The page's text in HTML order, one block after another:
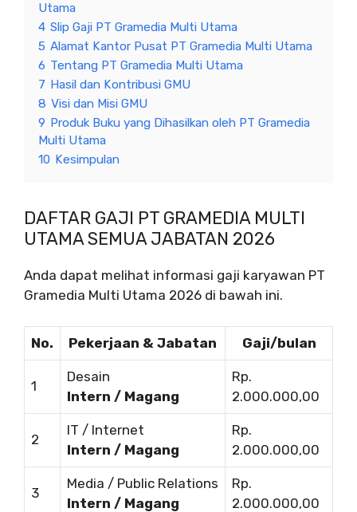
Utama
4 Slip Gaji PT Gramedia Multi Utama
5 Alamat Kantor Pusat PT Gramedia Multi Utama
6 Tentang PT Gramedia Multi Utama
7 Hasil dan Kontribusi GMU
8 Visi dan Misi GMU
9 Produk Buku yang Dihasilkan oleh PT Gramedia
Multi Utama
10 Kesimpulan
DAFTAR GAJI PT GRAMEDIA MULTI
UTAMA SEMUA JABATAN 2026
Anda dapat melihat informasi gaji karyawan PT
Gramedia Multi Utama 2026 di bawah ini.
No. Pekerjaan & Jabatan Gaji/bulan
1
Desain
Intern / Magang
Rp.
2.000.000,00
2
IT / Internet
Intern / Magang
Rp.
2.000.000,00
3
Media / Public Relations
Intern / Magang
Rp.
2.000.000,00